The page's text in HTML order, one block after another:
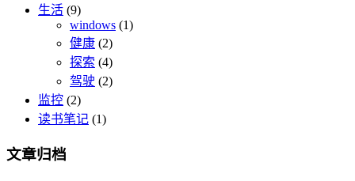
生活 (9)
windows (1)
健康 (2)
探索 (4)
驾驶 (2)
监控 (2)
读书笔记 (1)
文章归档